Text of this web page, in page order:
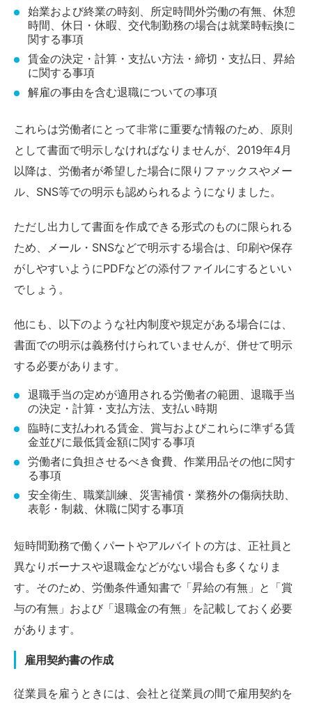
始業および終業の時刻、所定時間外労働の有無、休憩
時間、休日・休暇、交代制勤務の場合は就業時転換に
関する事項
賃金の決定・計算・支払い方法・締切・支払日、昇給
に関する事項
解雇の事由を含む退職についての事項
これらは労働者にとって非常に重要な情報のため、原則
として書面で明示しなければなりませんが、2019年4月
以降は、労働者が希望した場合に限りファックスやメー
ル、SNS等での明示も認められるようになりました。
ただし出力して書面を作成できる形式のものに限られる
ため、メール・SNSなどで明示する場合は、印刷や保存
がしやすいようにPDFなどの添付ファイルにするといい
でしょう。
他にも、以下のような社内制度や規定がある場合には、
書面での明示は義務付けられていませんが、併せて明示
する必要があります。
退職手当の定めが適用される労働者の範囲、退職手当
の決定・計算・支払方法、支払い時期
臨時に支払われる賃金、賞与およびこれらに準ずる賃
金並びに最低賃金額に関する事項
労働者に負担させるべき食費、作業用品その他に関す
る事項
安全衛生、職業訓練、災害補償・業務外の傷病扶助、
表彰・制裁、休職に関する事項
短時間勤務で働くパートやアルバイトの方は、正社員と
異なりボーナスや退職金などがない場合も多くなりま
す。そのため、労働条件通知書で「昇給の有無」と「賞
与の有無」および「退職金の有無」を記載しておく必要
があります。
雇用契約書の作成
従業員を雇うときには、会社と従業員の間で雇用契約を